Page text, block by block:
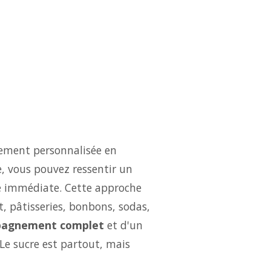
personnalisée en
vous pouvez ressentir un
immédiate. Cette approche
pâtisseries, bonbons, sodas,
complet et d'un
sucre est partout, mais